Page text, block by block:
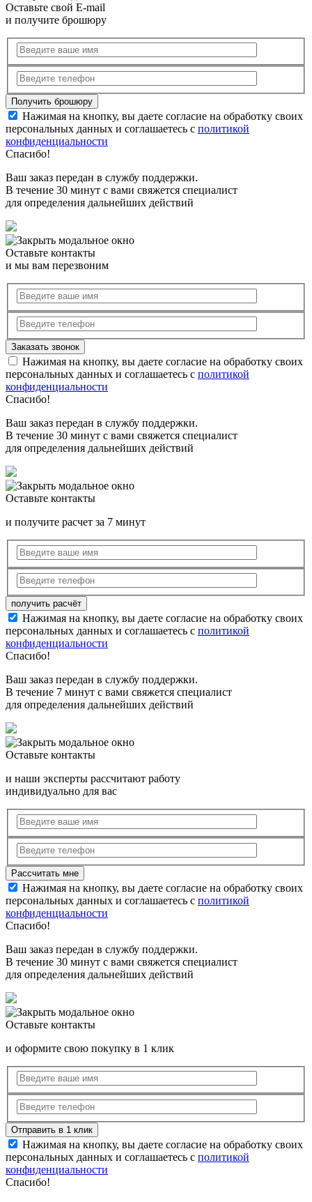
Оставьте свой E-mail
и получите брошюру
Нажимая на кнопку, вы даете согласие на обработку своих
персональных данных и соглашаетесь с политикой
конфиденциальности
Спасибо!
Ваш заказ передан в службу поддержки.
В течение 30 минут с вами свяжется специалист
для определения дальнейших действий
Оставьте контакты
и мы вам перезвоним
Нажимая на кнопку, вы даете согласие на обработку своих
персональных данных и соглашаетесь с политикой
конфиденциальности
Спасибо!
Ваш заказ передан в службу поддержки.
В течение 30 минут с вами свяжется специалист
для определения дальнейших действий
Оставьте контакты
и получите расчет за 7 минут
Нажимая на кнопку, вы даете согласие на обработку своих
персональных данных и соглашаетесь с политикой
конфиденциальности
Спасибо!
Ваш заказ передан в службу поддержки.
В течение 7 минут с вами свяжется специалист
для определения дальнейших действий
Оставьте контакты
и наши эксперты рассчитают работу
индивидуально для вас
Нажимая на кнопку, вы даете согласие на обработку своих
персональных данных и соглашаетесь с политикой
конфиденциальности
Спасибо!
Ваш заказ передан в службу поддержки.
В течение 30 минут с вами свяжется специалист
для определения дальнейших действий
Оставьте контакты
и оформите свою покупку в 1 клик
Нажимая на кнопку, вы даете согласие на обработку своих
персональных данных и соглашаетесь с политикой
конфиденциальности
Спасибо!